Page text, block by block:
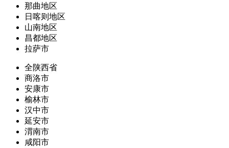
那曲地区
日喀则地区
山南地区
昌都地区
拉萨市
全陕西省
商洛市
安康市
榆林市
汉中市
延安市
渭南市
咸阳市